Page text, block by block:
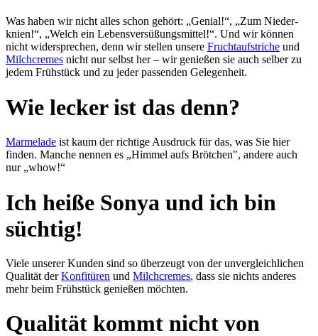
Was haben wir nicht alles schon gehört: „Genial!“, „Zum Nieder­
knien!“, „Welch ein Lebens­ver­süßungs­mit­tel!“. Und wir kön­nen
nicht wider­sprechen, denn wir stel­len un­se­re Frucht­auf­stri­che und
Milch­cremes nicht nur selbst her – wir ge­nießen sie auch selber zu
jedem Früh­stück und zu je­der pas­sen­den Ge­le­gen­heit.
Wie lecker ist das denn?
Marmelade ist kaum der rich­ti­ge Aus­druck für das, was Sie hier
finden. Man­che nen­nen es „Himmel aufs Bröt­chen", an­de­re auch
nur „whow!“
Ich heiße Sonya und ich bin
süchtig!
Viele unserer Kunden sind so über­zeugt von der un­ver­gleich­lichen
Qualität derKon­fi­türen und Milchcremes, dass sie nichts an­de­res
mehr beim Früh­stück ge­nießen möch­ten.
Qualität kommt nicht von